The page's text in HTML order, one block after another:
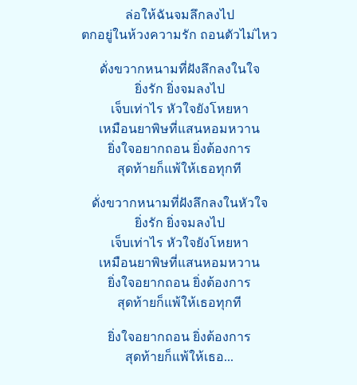
ล่อให้ฉันจมลึกลงไป
ตกอยู่ในห้วงความรัก ถอนตัวไม่ไหว
ดั่งขวากหนามที่ฝังลึกลงในใจ
ยิ่งรัก ยิ่งจมลงไป
เจ็บเท่าไร หัวใจยังโหยหา
เหมือนยาพิษที่แสนหอมหวาน
ยิ่งใจอยากถอน ยิ่งต้องการ
สุดท้ายก็แพ้ให้เธอทุกที
ดั่งขวากหนามที่ฝังลึกลงในหัวใจ
ยิ่งรัก ยิ่งจมลงไป
เจ็บเท่าไร หัวใจยังโหยหา
เหมือนยาพิษที่แสนหอมหวาน
ยิ่งใจอยากถอน ยิ่งต้องการ
สุดท้ายก็แพ้ให้เธอทุกที
ยิ่งใจอยากถอน ยิ่งต้องการ
สุดท้ายก็แพ้ให้เธอ...